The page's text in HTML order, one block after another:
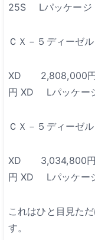
25S Lパッケー
ＣＸ－５ディーゼ
XD 2,808,000
円 XD Lパッケ
ＣＸ－５ディーゼ
XD 3,034,800円
円 XD Lパッケ
これはひと目見た
す。